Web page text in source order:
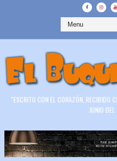
"ESCRITO CON EL CORAZÓN, RECIBIDO
JUNIO